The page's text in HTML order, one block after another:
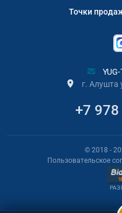
Точки
г. Алушта
+7
© 2018 -
Пользовательское